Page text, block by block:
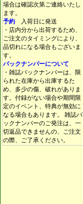
場合は確認次第ご連絡いたし
ます。
予約 入荷日に発送
・店内分から出荷するため、
ご注文のタイミングにより、
品切れになる場合もございま
す。
バックナンバーについて
・雑誌バックナンバーは、限
られた在庫から出庫するた
め、多少の傷、破れがありま
す。付録がない場合や期間限
定のイベント、特典が無効に
なる場合もあります。 雑誌バ
ックナンバーのご発注は、一
切返品できませんの、ご注文
の際、ご了承ください。